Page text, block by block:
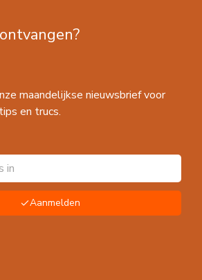
maandelijkse nieuwsbrief voor
en trucs.
Aanmelden